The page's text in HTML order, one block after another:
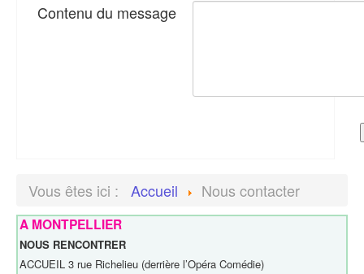
Contenu du message
Vous êtes ici : Accueil Nous contacter
A MONTPELLIER
NOUS RENCONTRER
ACCUEIL 3 rue Richelieu (derrière l’Opéra Comédie)